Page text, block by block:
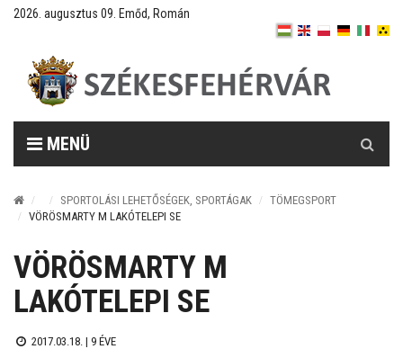
2026. augusztus 09. Emőd, Román
MENÜ
SPORTOLÁSI LEHETŐSÉGEK, SPORTÁGAK
TÖMEGSPORT
VÖRÖSMARTY M LAKÓTELEPI SE
VÖRÖSMARTY M
LAKÓTELEPI SE
2017.03.18. | 9 ÉVE